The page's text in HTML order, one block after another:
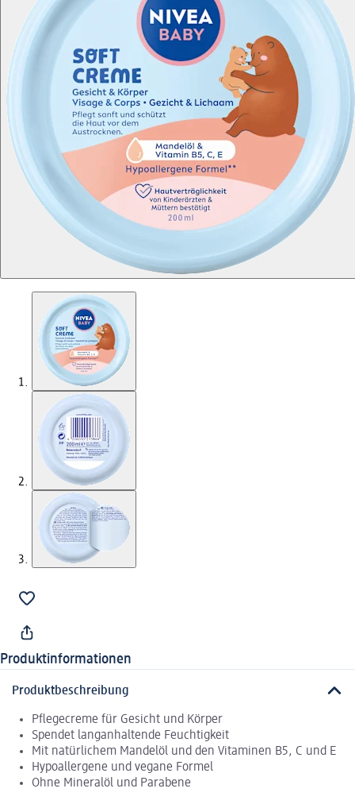
Produktinformationen
Produktbeschreibung
Pflegecreme für Gesicht und Körper
Spendet langanhaltende Feuchtigkeit
Mit natürlichem Mandelöl und den Vitaminen B5, C und E
Hypoallergene und vegane Formel
Ohne Mineralöl und Parabene